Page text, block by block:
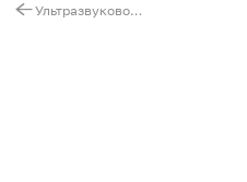
Ультразвуковое исследование поджелудочной железы